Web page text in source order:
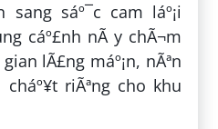
sang sáº¯c cam láº¡i
cáº£nh nÃ y chÃ¬m
gian lÃ£ng máº¡n, nÃªn
cháº¥t riÃªng cho khu